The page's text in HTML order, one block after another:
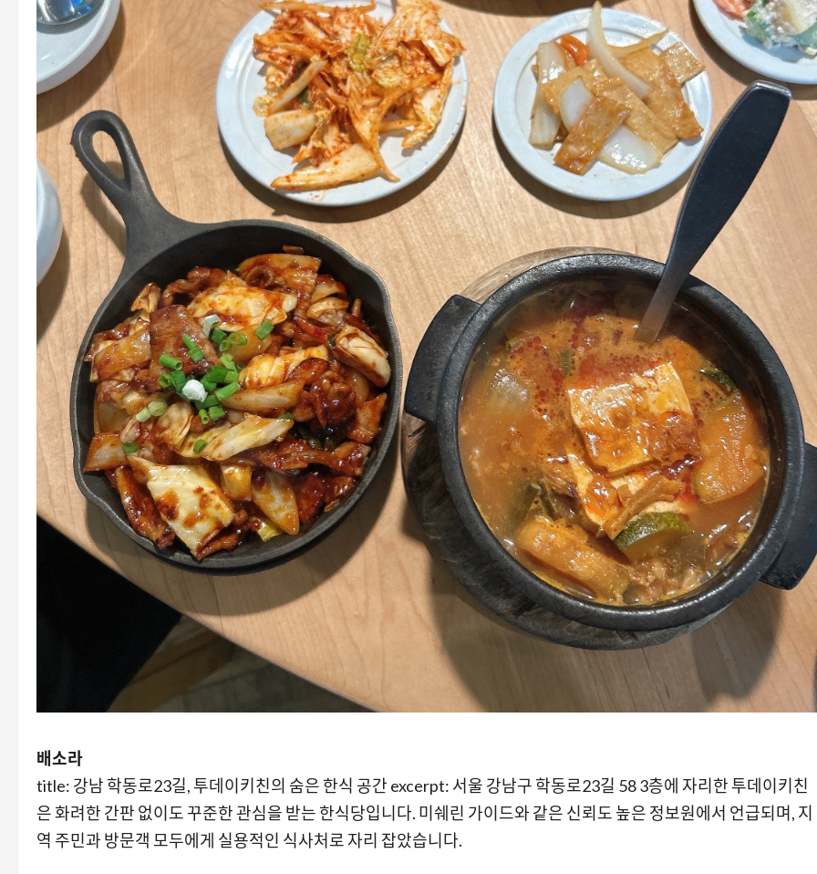
배소라
title: 강남 학동로23길, 투데이키친의 숨은 한식 공간 excerpt: 서울 강남구 학동로23길 58 3층에 자리한 투데이키친
은 화려한 간판 없이도 꾸준한 관심을 받는 한식당입니다. 미쉐린 가이드와 같은 신뢰도 높은 정보원에서 언급되며, 지
역 주민과 방문객 모두에게 실용적인 식사처로 자리 잡았습니다.